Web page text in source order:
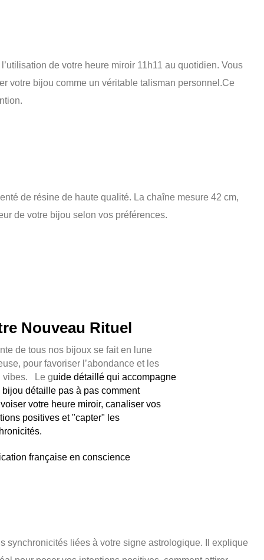
de votre heure miroir 11h11 au quotidien. Vous
votre bijou comme un véritable talisman personnel.Ce
de résine de haute qualité. La chaîne mesure 42 cm,
de votre bijou selon vos préférences.
Nouveau Rituel
de tous nos bijoux se fait en lune
pour favoriser l’abondance et les
vibes. Le guide détaillé qui accompagne
bijou détaille pas à pas comment
votre heure miroir, canaliser vos
positives et "capter" les
française en conscience
synchronicités liées à votre signe astrologique. Il explique